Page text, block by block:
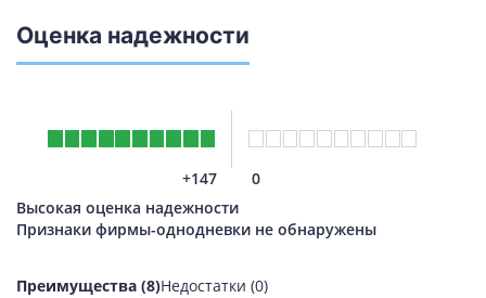
Оценка надежности
+147
0
Высокая оценка надежности
Признаки фирмы-однодневки не обнаружены
Преимущества (8)Недостатки (0)